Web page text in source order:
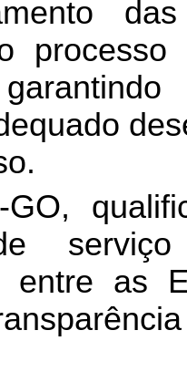
GO,
entre as